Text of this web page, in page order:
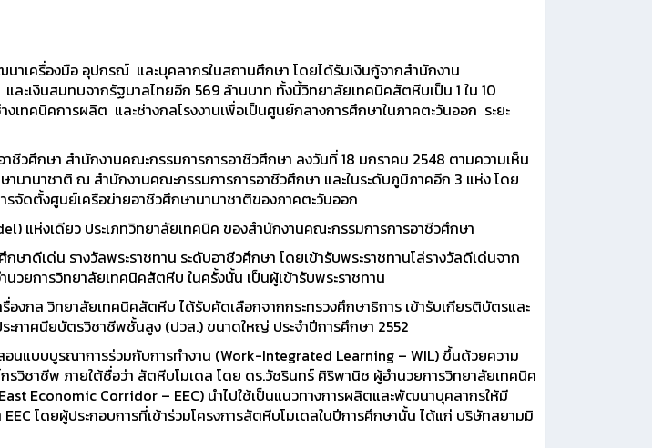
ครื่องมือ อุปกรณ์ และบุคลากรในสถานศึกษา โดยได้รับเงินกู้จากสำนักงาน
ละเงินสมทบจากรัฐบาลไทยอีก 569 ล้านบาท ทั้งนี้วิทยาลัยเทคนิคสัตหีบเป็น 1 ใน 10
ทคนิคการผลิต และช่างกลโรงงานเพื่อเป็นศูนย์กลางการศึกษาในภาคตะวันออก ระยะ
กษา สำนักงานคณะกรรมการการอาชีวศึกษา ลงวันที่ 18 มกราคม 2548 ตามความเห็น
นานาชาติ ณ สำนักงานคณะกรรมการการอาชีวศึกษา และในระดับภูมิภาคอีก 3 แห่ง โดย
จัดตั้งศูนย์เครือข่ายอาชีวศึกษานานาชาติของภาคตะวันออก
ห่งเดียว ประเภทวิทยาลัยเทคนิค ของสำนักงานคณะกรรมการการอาชีวศึกษา
ดีเด่น รางวัลพระราชทาน ระดับอาชีวศึกษา โดยเข้ารับพระราชทานโล่รางวัลดีเด่นจาก
วยการวิทยาลัยเทคนิคสัตหีบ ในครั้งนั้น เป็นผู้เข้ารับพระราชทาน
ล วิทยาลัยเทคนิคสัตหีบ ได้รับคัดเลือกจากกระทรวงศึกษาธิการ เข้ารับเกียรติบัตรและ
ะกาศนียบัตรวิชาชีพชั้นสูง (ปวส.) ขนาดใหญ่ ประจำปีการศึกษา 2552
บบบูรณาการร่วมกับการทำงาน (Work-Integrated Learning – WIL) ขึ้นด้วยความ
วิชาชีพ ภายใต้ชื่อว่า สัตหีบโมเดล โดย ดร.วัชรินทร์ ศิริพานิช ผู้อำนวยการวิทยาลัยเทคนิค
Economic Corridor – EEC) นำไปใช้เป็นแนวทางการผลิตและพัฒนาบุคลากรให้มี
โดยผู้ประกอบการที่เข้าร่วมโครงการสัตหีบโมเดลในปีการศึกษานั้น ได้แก่ บริษัทสยามมิ